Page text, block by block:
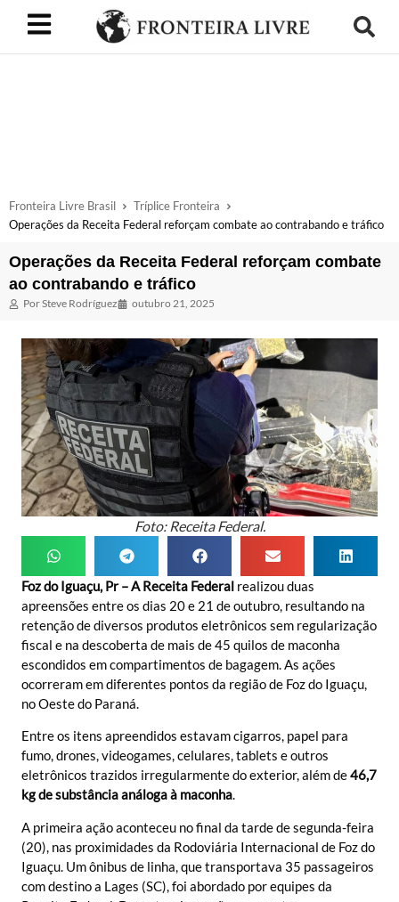
Fronteira Livre Brasil
Tríplice Fronteira
Operações da Receita Federal reforçam combate ao contrabando e tráfico
Operações da Receita Federal reforçam combate
ao contrabando e tráfico
PorSteve Rodríguez outubro 21, 2025
Foto: Receita Federal.
Foz do Iguaçu, Pr – A Receita Federal realizou duas
apreensões entre os dias 20 e 21 de outubro, resultando na
retenção de diversos produtos eletrônicos sem regularização
fiscal e na descoberta de mais de 45 quilos de maconha
escondidos em compartimentos de bagagem. As ações
ocorreram em diferentes pontos da região de Foz do Iguaçu,
no Oeste do Paraná.
Entre os itens apreendidos estavam cigarros, papel para
fumo, drones, videogames, celulares, tablets e outros
eletrônicos trazidos irregularmente do exterior, além de46,7
kg de substância análoga à maconha.
A primeira ação aconteceu no final da tarde de segunda-feira
(20), nas proximidades da Rodoviária Internacional de Foz do
Iguaçu. Um ônibus de linha, que transportava 35 passageiros
com destino a Lages (SC), foi abordado por equipes da